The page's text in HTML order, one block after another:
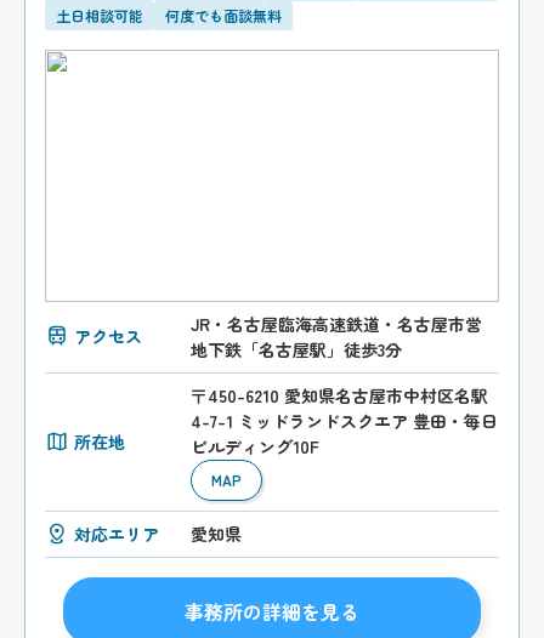
土日相談可能
何度でも面談無料
アクセス
JR・名古屋臨海高速鉄道・名古屋市営
地下鉄「名古屋駅」徒歩3分
所在地
〒450-6210 愛知県名古屋市中村区名駅
4-7-1 ミッドランドスクエア 豊田・毎日
ビルディング10F
MAP
対応エリア 愛知県
事務所の詳細を見る